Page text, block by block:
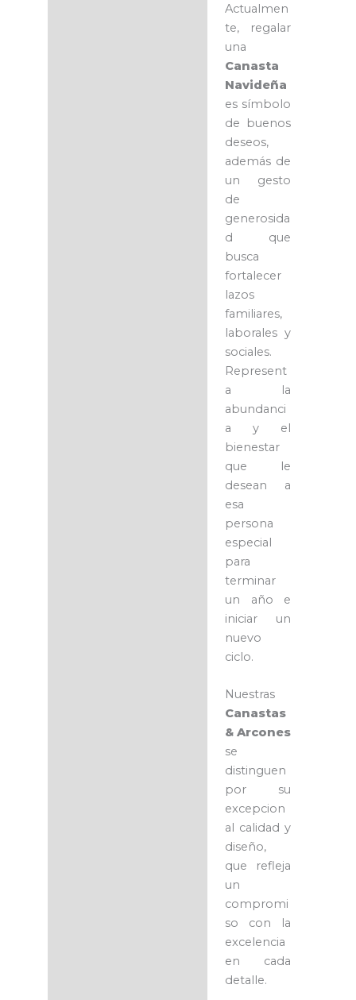
Actualmen
te, regalar
una
Canasta
Navideña
es símbolo
de buenos
deseos,
además de
un gesto
de
generosida
d que
busca
fortalecer
lazos
familiares,
laborales y
sociales.
Represent
a la
abundanci
a y el
bienestar
que le
desean a
esa
persona
especial
para
terminar
un año e
iniciar un
nuevo
ciclo.
Nuestras
Canastas
& Arcones
se
distinguen
por su
excepcion
al calidad y
diseño,
que refleja
un
compromi
so con la
excelencia
en cada
detalle.